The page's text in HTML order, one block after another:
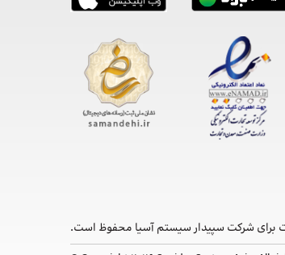
برای شرکت سپیدار سیستم آسیا محفوظ است.